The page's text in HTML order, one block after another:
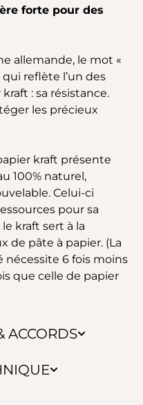
ACCORDS
forte pour des
allemande, le mot «
qui reflète l’un des
: sa résistance.
les précieux
kraft présente
100% naturel,
Celui-ci
pour sa
kraft sert à la
de pâte à papier. (La
nécessite 6 fois moins
que celle de papier